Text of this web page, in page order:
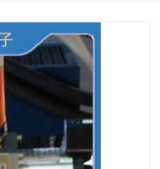
装电路板测试机
TR5001
全自动高速贴片机